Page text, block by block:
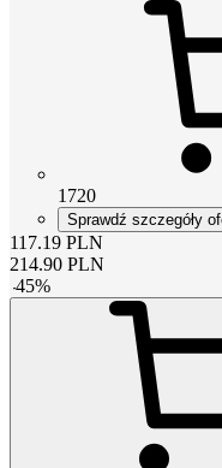
1720
Sprawdź szczegóły
117.19 PLN
214.90 PLN
-45%